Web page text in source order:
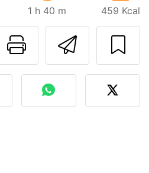
1 h 40 m 459 Kcal
Imprimer
une
photo de